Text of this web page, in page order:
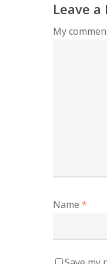
Leave a
My
Name *